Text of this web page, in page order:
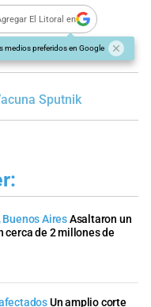
El Litoral en
medios preferidos en Google
Sputnik
AiresAsaltaron un
cerca de 2 millones de
Un amplio corte